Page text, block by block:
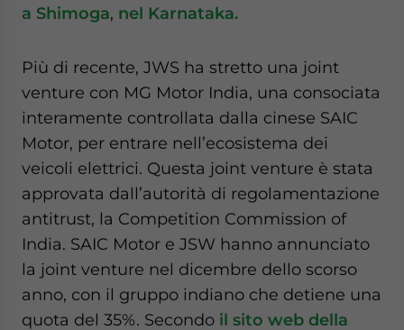
a Shimoga, nel Karnataka.
Più di recente, JWS ha stretto una joint
venture con MG Motor India, una consociata
interamente controllata dalla cinese SAIC
Motor, per entrare nell’ecosistema dei
veicoli elettrici. Questa joint venture è stata
approvata dall’autorità di regolamentazione
antitrust, la Competition Commission of
India. SAIC Motor e JSW hanno annunciato
la joint venture nel dicembre dello scorso
anno, con il gruppo indiano che detiene una
quota del 35%. Secondo il sito web della